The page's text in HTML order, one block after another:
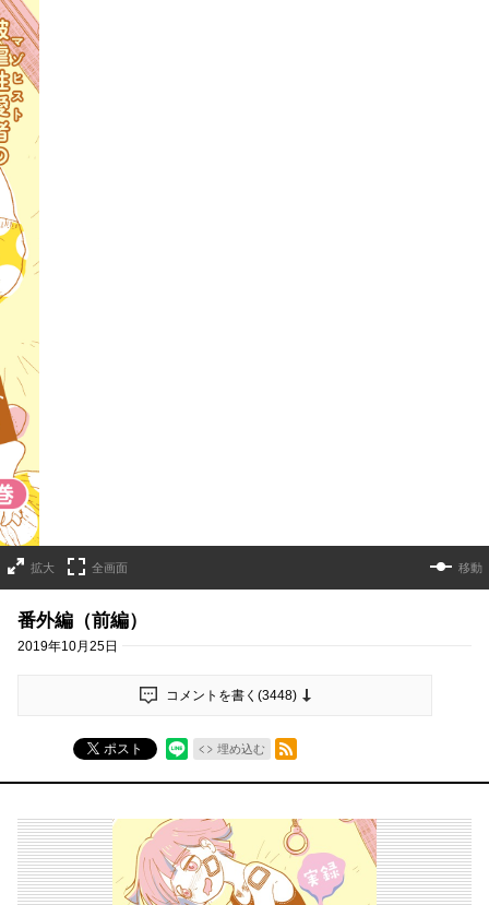
拡大 全画面 移動
番外編（前編）
2019年10月25日
コメントを書く(3448)
ポスト 埋め込む
RSSフィード